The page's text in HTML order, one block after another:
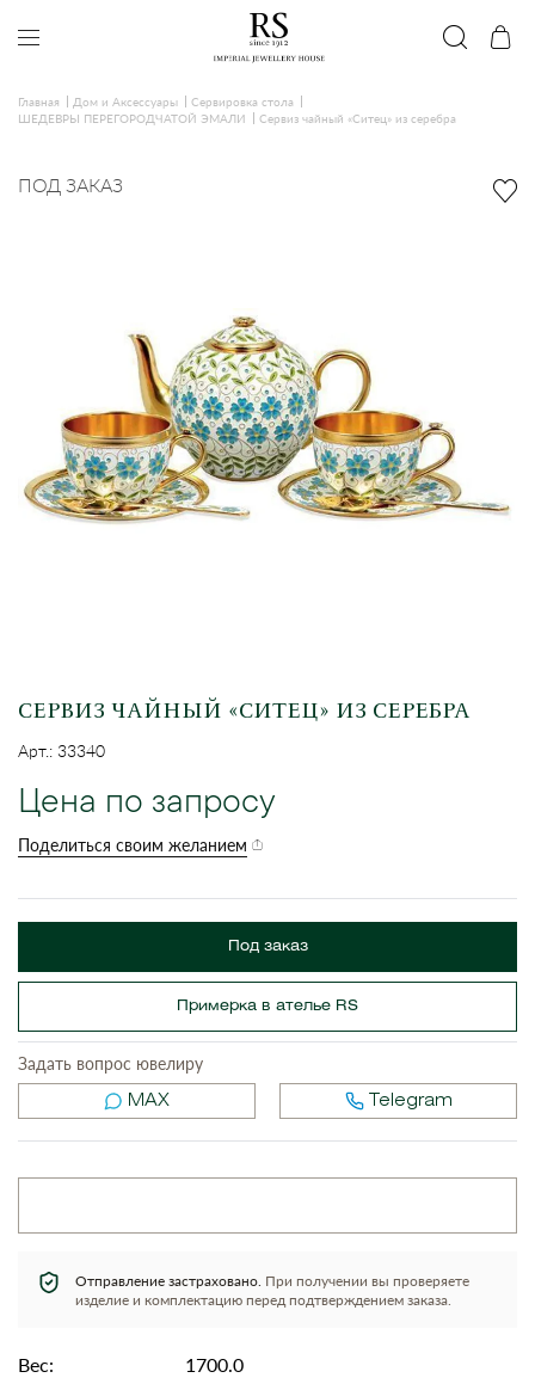
Главная Дом и Аксессуары
Сервировка стола
ШЕДЕВРЫ ПЕРЕГОРОДЧАТОЙ ЭМАЛИ
Сервиз чайный «Ситец» из серебра
ПОД ЗАКАЗ
СЕРВИЗ ЧАЙНЫЙ «СИТЕЦ» ИЗ СЕРЕБРА
Арт.: 33340
Цена по запросу
Поделиться своим желанием
Под заказ
Примерка в ателье RS
Задать вопрос ювелиру
MAX Telegram
Отправление застраховано. При получении вы проверяете
изделие и комплектацию перед подтверждением заказа.
Вес:
1700.0